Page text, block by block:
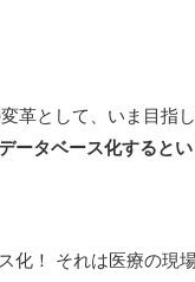
革として、いま目指し
ータベース化するとい
化！ それは医療の現